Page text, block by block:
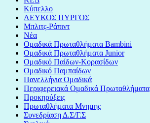
Κύπελλο
ΛΕΥΚΟΣ ΠΥΡΓΟΣ
Μπλιτς-Ράπιντ
Νέα
Ομαδικά Πρωταθλήματα Bambini
Ομαδικά Πρωταθλήματα Junior
Ομαδικό Παίδων-Κορασίδων
Ομαδικό Παμπαίδων
Πανελλήνια Ομαδικά
Περιφερειακά Ομαδικά Πρωταθλήματα
Προκηρύξεις
Πρωταθλήματα Μνημης
Συνεδρίαση Δ.Σ/Γ.Σ